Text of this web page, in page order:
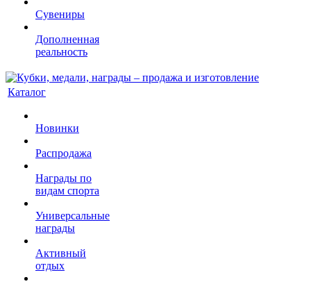
Сувениры
Дополненная
реальность
Каталог
Новинки
Распродажа
Награды по
видам спорта
Универсальные
награды
Активный
отдых